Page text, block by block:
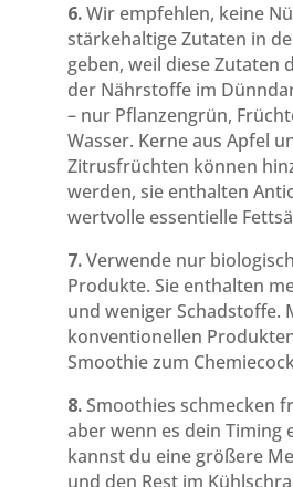
6.Wir empfehlen, keine
stärkehaltige Zutaten in
geben, weil diese Zutaten
der Nährstoffe im
– nur Pflanzengrün,
Wasser. Kerne aus Apfel
Zitrusfrüchten können
werden, sie enthalten
wertvolle essentielle
7.Verwende nur
Produkte. Sie enthalten
und weniger Schadstoffe.
konventionellen
Smoothie zum
8.Smoothies schmecken
aber wenn es dein Timing
kannst du eine größere
und den Rest im